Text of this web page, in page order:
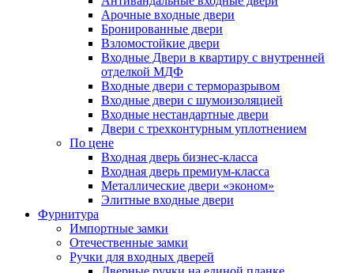
Арочные входные двери
Бронированные двери
Взломостойкие двери
Входные Двери в квартиру с внутренней
отделкой МДФ
Входные двери с терморазрывом
Входные двери с шумоизоляцией
Входные нестандартные двери
Двери с трехконтурным уплотнением
По цене
Входная дверь бизнес-класса
Входная дверь премиум-класса
Металлические двери «эконом»
Элитные входные двери
Фурнитура
Импортные замки
Отечественные замки
Ручки для входных дверей